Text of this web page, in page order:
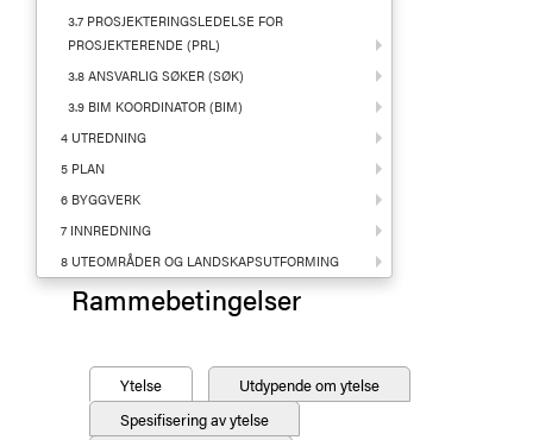
3.7 PROSJEKTERINGSLEDELSE FOR
PROSJEKTERENDE (PRL)
3.8 ANSVARLIG SØKER (SØK)
3.9 BIM KOORDINATOR (BIM)
4 UTREDNING
5 PLAN
6 BYGGVERK
7 INNREDNING
8 UTEOMRÅDER OG LANDSKAPSUTFORMING
Rammebetingelser
Ytelse
Utdypende om ytelse
Spesifisering av ytelse